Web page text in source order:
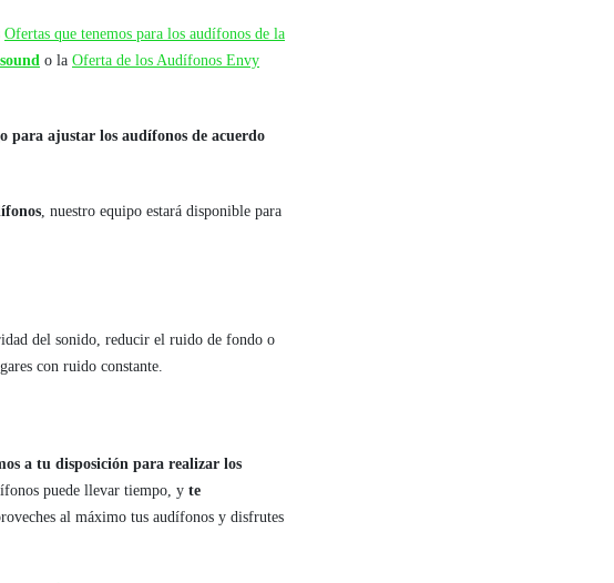
Ofertas que tenemos para los audífonos de la
o la Oferta de los Audífonos Envy
para ajustar los audífonos de acuerdo
, nuestro equipo estará disponible para
del sonido, reducir el ruido de fondo o
con ruido constante.
a tu disposición para realizar los
puede llevar tiempo, y te
al máximo tus audífonos y disfrutes